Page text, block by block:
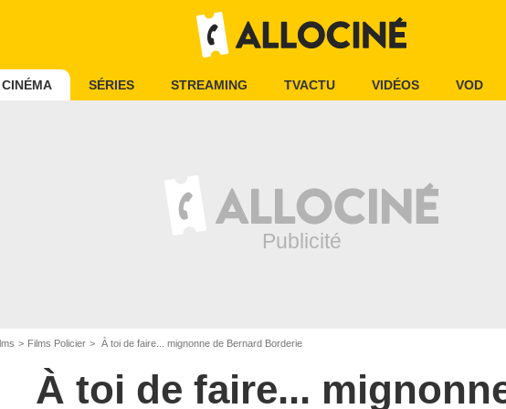
CINÉMA SÉRIES STREAMING TVACTU VIDÉOS VOD
Films Policier À toi de faire... mignonne de Bernard Borderie
À toi de faire...